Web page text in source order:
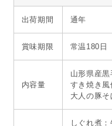
出荷期間 通年
賞味期限 常温180日
内容量
山形県産
すき焼き
大人の豚
しぐれ煮